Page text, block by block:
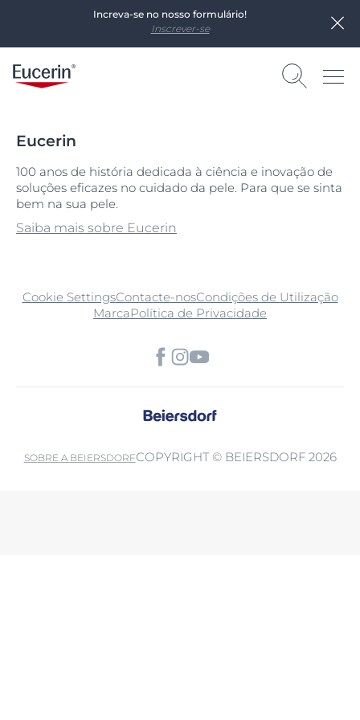
Increva-se no nosso formulário!
Inscrever-se
Eucerin
100 anos de história dedicada à ciência e inovação de
soluções eficazes no cuidado da pele. Para que se sinta
bem na sua pele.
Saiba mais sobre Eucerin
Cookie SettingsContacte-nosCondições de Utilização
MarcaPolítica de Privacidade
SOBRE A BEIERSDORFCOPYRIGHT © BEIERSDORF 2026